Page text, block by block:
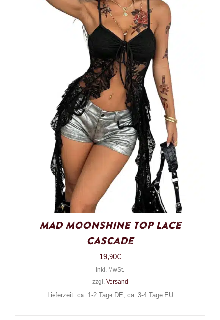
Mad Moonshine Top Lace
Cascade
19,90€
Inkl. MwSt.
zzgl. Versand
Lieferzeit: ca. 1-2 Tage DE, ca. 3-4 Tage EU